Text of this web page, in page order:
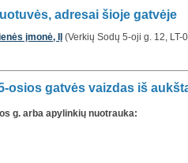
adresai šioje gatvėje
įmonė, IĮ (Verkių Sodų 5-oji g. 12, LT-
osios gatvės vaizdas iš
g. arba apylinkių nuotrauka: